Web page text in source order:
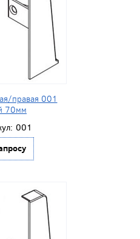
правая 001
70мм
001